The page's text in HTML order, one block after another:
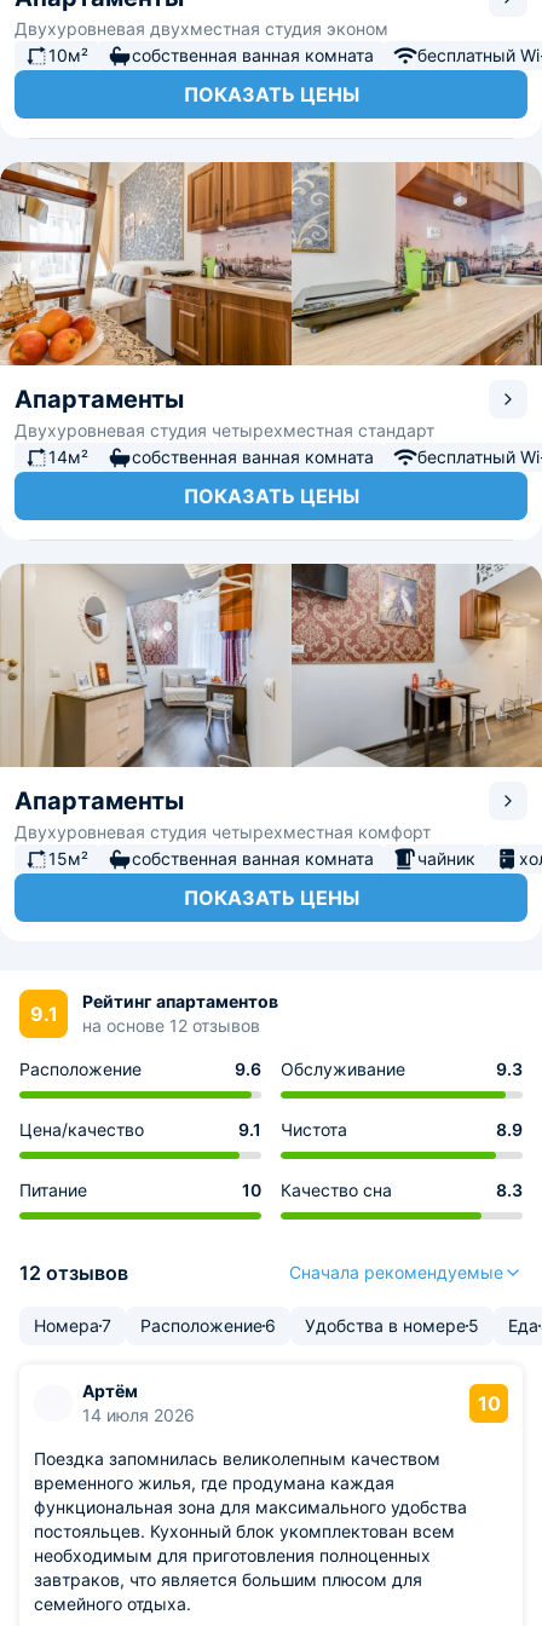
Двухуровневая двухместная студия эконом
10м²
собственная ванная комната бесплатный
ПОКАЗАТЬ ЦЕНЫ
Апартаменты
Двухуровневая студия четырехместная стандарт
14м²
собственная ванная комната бесплатный
ПОКАЗАТЬ ЦЕНЫ
Апартаменты
Двухуровневая студия четырехместная комфорт
15м²
собственная ванная комната чайник
ПОКАЗАТЬ ЦЕНЫ
9.1
Рейтинг апартаментов
на основе 12 отзывов
Расположение 9.6 Обслуживание 9.3
Цена/качество 9.1 Чистота 8.9
Питание 10 Качество сна 8.3
12 отзывов Сначала рекомендуемые
Номера7 Расположение6 Удобства в номере5 Еда
Артём
14 июля 2026
10
Поездка запомнилась великолепным качеством
временного жилья, где продумана каждая
функциональная зона для максимального удобства
постояльцев. Кухонный блок укомплектован всем
необходимым для приготовления полноценных
завтраков, что является большим плюсом для
семейного отдыха.